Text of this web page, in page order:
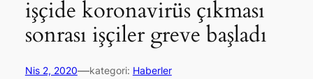
işçide koronavirüs çıkması
sonrası işçiler greve başladı
Nis 2, 2020—kategori: Haberler